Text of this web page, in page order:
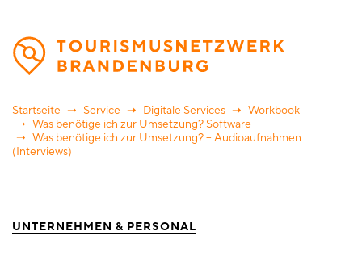
Direkt
zum
Inhalt
Startseite Service Digitale Services
Workbook
Was benötige ich zur Umsetzung? Software
Was benötige ich zur Umsetzung? – Audioaufnahmen
(Interviews)
UNTERNEHMEN & PERSONAL